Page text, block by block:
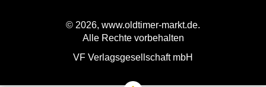
© 2026, www.oldtimer-markt.de.
Alle Rechte vorbehalten
VF Verlagsgesellschaft mbH